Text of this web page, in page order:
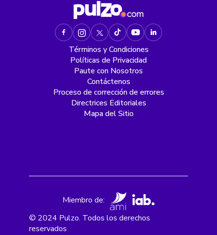
Términos y Condiciones
Políticas de Privacidad
Paute con Nosotros
Contáctenos
Proceso de corrección de errores
Directrices Editoriales
Mapa del Sitio
Miembro de:
© 2024 Pulzo. Todos los derechos
reservados